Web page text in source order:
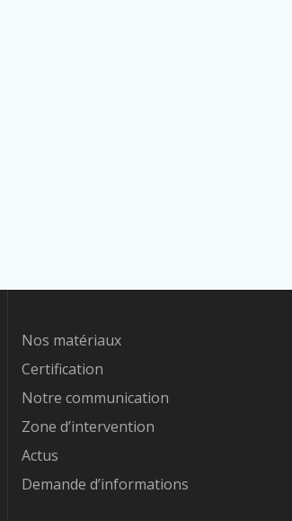
Nos matériaux
Certification
Notre communication
Zone d’intervention
Actus
Demande d’informations